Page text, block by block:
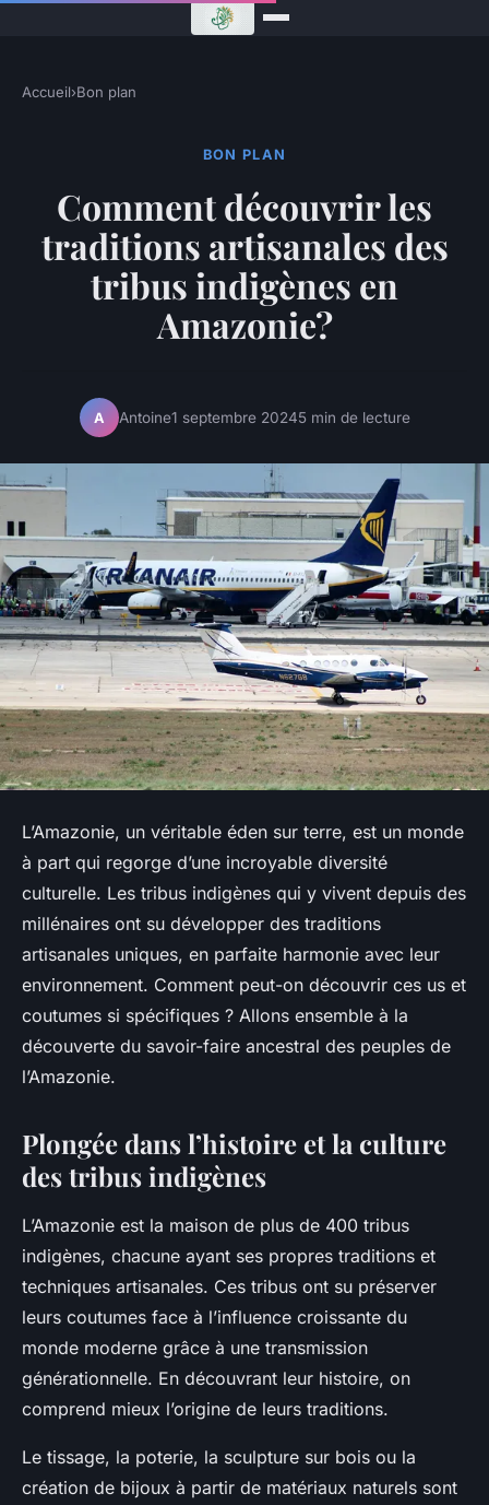
Accueil›Bon plan
BON PLAN
Comment découvrir les
traditions artisanales des
tribus indigènes en
Amazonie?
A Antoine1 septembre 20245 min de lecture
L’Amazonie, un véritable éden sur terre, est un monde
à part qui regorge d’une incroyable diversité
culturelle. Les tribus indigènes qui y vivent depuis des
millénaires ont su développer des traditions
artisanales uniques, en parfaite harmonie avec leur
environnement. Comment peut-on découvrir ces us et
coutumes si spécifiques ? Allons ensemble à la
découverte du savoir-faire ancestral des peuples de
l’Amazonie.
Plongée dans l’histoire et la culture
des tribus indigènes
L’Amazonie est la maison de plus de 400 tribus
indigènes, chacune ayant ses propres traditions et
techniques artisanales. Ces tribus ont su préserver
leurs coutumes face à l’influence croissante du
monde moderne grâce à une transmission
générationnelle. En découvrant leur histoire, on
comprend mieux l’origine de leurs traditions.
Le tissage, la poterie, la sculpture sur bois ou la
création de bijoux à partir de matériaux naturels sont